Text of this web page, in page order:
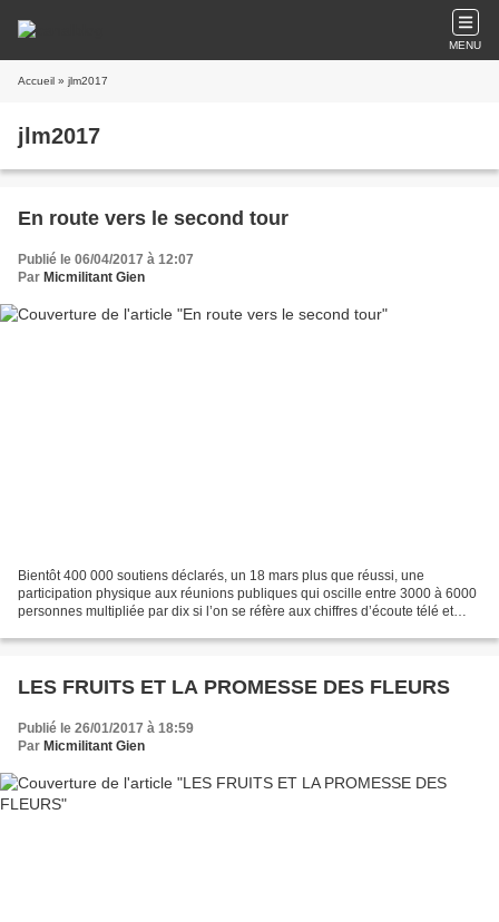
MENU
Accueil » jlm2017
jlm2017
En route vers le second tour
Publié le 06/04/2017 à 12:07
Par Micmilitant Gien
Bientôt 400 000 soutiens déclarés, un 18 mars plus que réussi, une
participation physique aux réunions publiques qui oscille entre 3000 à 6000
personnes multipliée par dix si l’on se réfère aux chiffres d’écoute télé et
LES FRUITS ET LA PROMESSE DES FLEURS
Publié le 26/01/2017 à 18:59
Par Micmilitant Gien